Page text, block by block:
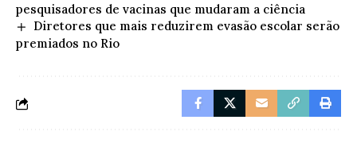
pesquisadores de vacinas que mudaram a ciência
Diretores que mais reduzirem evasão escolar serão
premiados no Rio